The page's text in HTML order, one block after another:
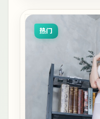
热门